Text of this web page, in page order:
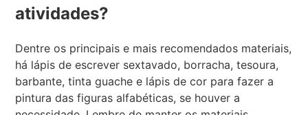
atividades?
Dentre os principais e mais recomendados materiais,
há lápis de escrever sextavado, borracha, tesoura,
barbante, tinta guache e lápis de cor para fazer a
pintura das figuras alfabéticas, se houver a